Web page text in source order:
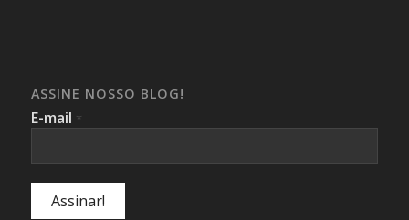
ASSINE NOSSO BLOG!
E-mail *